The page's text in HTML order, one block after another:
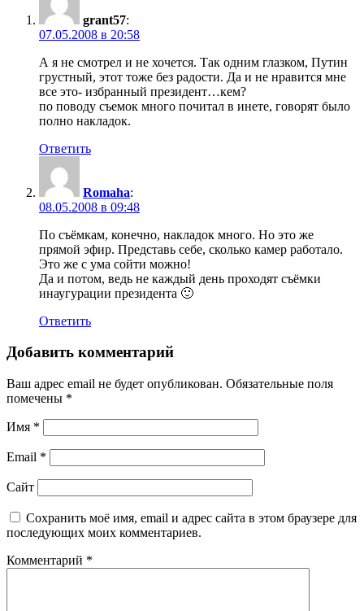
grant57:
07.05.2008 в 20:58
А я не смотрел и не хочется. Так одним глазком, Путин
грустный, этот тоже без радости. Да и не нравится мне
все это- избранный президент…кем?
по поводу съемок много почитал в инете, говорят было
полно накладок.
Ответить
Romaha:
08.05.2008 в 09:48
По съёмкам, конечно, накладок много. Но это же
прямой эфир. Представь себе, сколько камер работало.
Это же с ума сойти можно!
Да и потом, ведь не каждый день проходят съёмки
инаугурации президента 🙂
Ответить
Добавить комментарий
Ваш адрес email не будет опубликован. Обязательные поля
помечены *
Имя *
Email *
Сайт
Сохранить моё имя, email и адрес сайта в этом браузере для
последующих моих комментариев.
Комментарий *